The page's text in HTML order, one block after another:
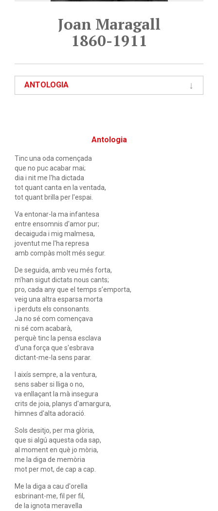
Joan Maragall
1860-1911
ANTOLOGIA
Antologia
Tinc una oda començada
que no puc acabar mai;
dia i nit me l'ha dictada
tot quant canta en la ventada,
tot quant brilla per l'espai.
Va entonar-la ma infantesa
entre ensomnis d'amor pur;
decaiguda i mig malmesa,
joventut me l'ha represa
amb compàs molt més segur.
De seguida, amb veu més forta,
m’han sigut dictats nous cants;
pro, cada any que el temps s’emporta,
veig una altra esparsa morta
i perduts els consonants.
Ja no sé com començava
ni sé com acabarà,
perquè tinc la pensa esclava
d'una força que s'esbrava
dictant-me-la sens parar.
I aixís sempre, a la ventura,
sens saber si lliga o no,
va enllaçant la mà insegura
crits de joia, planys d'amargura,
himnes d'alta adoració.
Sols desitjo, per ma glòria,
que si algú aquesta oda sap,
al moment en què jo mòria,
me la diga de memòria
mot per mot, de cap a cap.
Me la diga a cau d'orella
esbrinant-me, fil per fil,
de la ignota meravella